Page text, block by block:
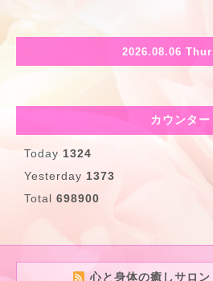
2026.08.06
カウンター
Today 1324
Yesterday 1373
Total 698900
心と身体の癒しサロ